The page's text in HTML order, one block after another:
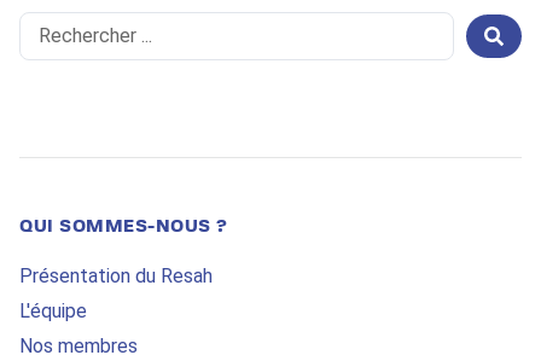
Search
...
QUI SOMMES-NOUS ?
Présentation du Resah
L'équipe
Nos membres